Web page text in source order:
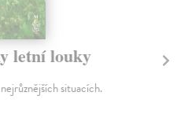
letní louky
situacích.